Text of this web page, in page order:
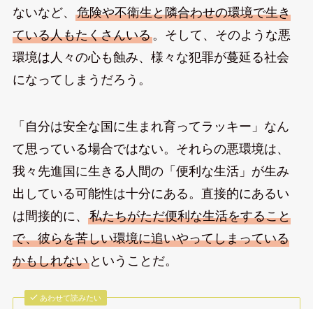
ないなど、 危険や不衛生と隣合わせの環境で生き
ている人もたくさんいる。そして、そのような悪
環境は人々の心も蝕み、様々な犯罪が蔓延る社会
になってしまうだろう。
「自分は安全な国に生まれ育ってラッキー」なん
て思っている場合ではない。それらの悪環境は、
我々先進国に生きる人間の「便利な生活」が生み
出している可能性は十分にある。直接的にあるい
は間接的に、 私たちがただ便利な生活をすること
で、彼らを苦しい環境に追いやってしまっている
かもしれないということだ。
あわせて読みたい